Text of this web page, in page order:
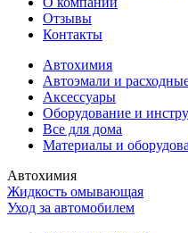
Отзывы
Контакты
Автохимия
Автоэмали и
Аксессуары
Оборудование и
Все для дома
Материалы и
Автохимия
Жидкость омывающая
Уход за автомобилем